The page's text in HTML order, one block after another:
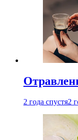
2 года спустя2